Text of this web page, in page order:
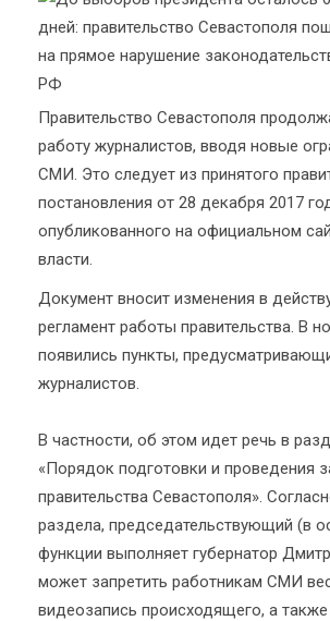
Правительство Севастополя
работу журналистов, вводя новые
СМИ. Это следует из принятого
постановления от 28 декабря 2017
опубликованного на официальном
власти.
Документ вносит изменения в
регламент работы правительства. В
появились пункты,
журналистов.
В частности, об этом идет речь в
«Порядок подготовки и проведения
правительства Севастополя».
раздела, председательствующий (в
функции выполняет губернатор
может запретить работникам СМИ
видеозапись происходящего, а